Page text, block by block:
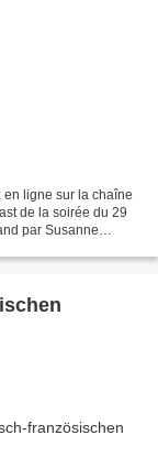
en ligne sur la chaîne
de la soirée du 29
par Susanne